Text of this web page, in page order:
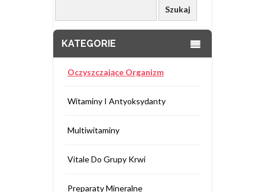
KATEGORIE
Oczyszczające Organizm
Witaminy I Antyoksydanty
Multiwitaminy
Vitale Do Grupy Krwi
Preparaty Mineralne